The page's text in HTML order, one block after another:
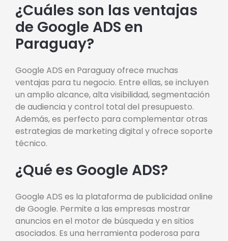
¿Cuáles son las ventajas
de Google ADS en
Paraguay?
Google ADS en Paraguay ofrece muchas
ventajas para tu negocio. Entre ellas, se incluyen
un amplio alcance, alta visibilidad, segmentación
de audiencia y control total del presupuesto.
Además, es perfecto para complementar otras
estrategias de marketing digital y ofrece soporte
técnico.
¿Qué es Google ADS?
Google ADS es la plataforma de publicidad online
de Google. Permite a las empresas mostrar
anuncios en el motor de búsqueda y en sitios
asociados. Es una herramienta poderosa para